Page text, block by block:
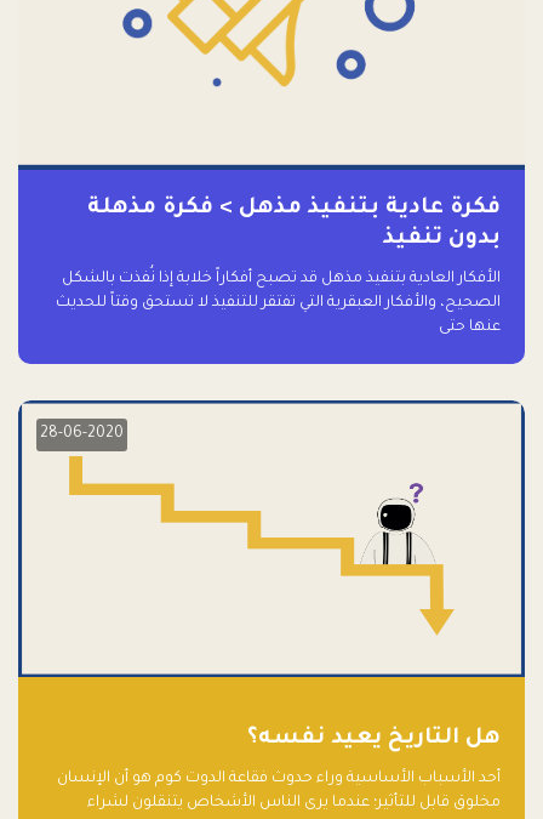
فكرة عادية بتنفيذ مذهل > فكرة مذهلة
بدون تنفيذ
الأفكار العادية بتنفيذ مذهل قد تصبح أفكاراً خلابة إذا نُفذت بالشكل
الصحيح، والأفكار العبقرية التي تفتقر للتنفيذ لا تستحق وقتاً للحديث
عنها حتى
28-06-2020
هل التاريخ يعيد نفسه؟
أحد الأسباب الأساسية وراء حدوث فقاعة الدوت كوم هو أن الإنسان
مخلوق قابل للتأثير؛ عندما يرى الناس الأشخاص يتنقلون لشراء